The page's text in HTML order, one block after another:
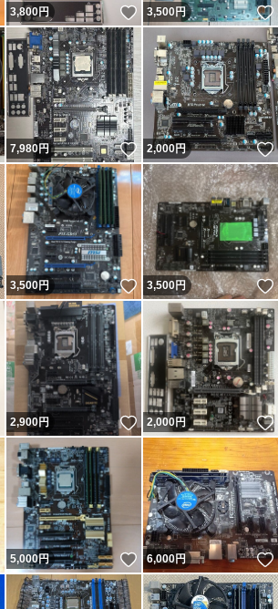
いいね！
3,800円 いいね！
3,500円
いいね！
7,980円 いいね！
2,000円
いいね！
3,500円 いいね！
3,500円
いいね！
2,900円 いいね！
2,000円
いいね！
5,000円 いいね！
6,000円